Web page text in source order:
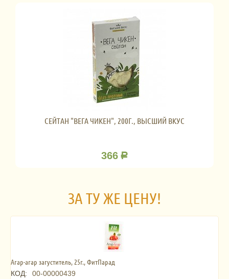
СЕЙТАН "ВЕГА ЧИКЕН", 200Г., ВЫСШИЙ ВКУС
366 Р
ЗА ТУ ЖЕ ЦЕНУ!
Агар-агар загуститель, 25г., ФитПарад
КОД: 00-00000439